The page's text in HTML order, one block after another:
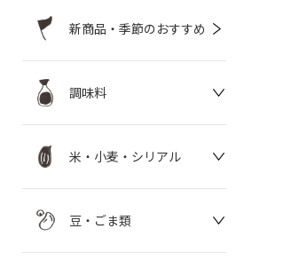
新商品・季節のおすすめ
調味料
米・小麦・シリアル
豆・ごま類